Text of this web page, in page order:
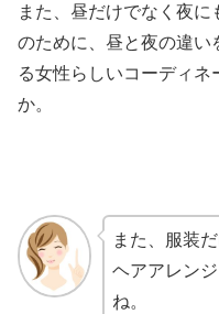
また、昼だけでなく夜
のために、昼と夜の違い
る女性らしいコーディネ
か。
また、服装
ヘアアレン
ね。